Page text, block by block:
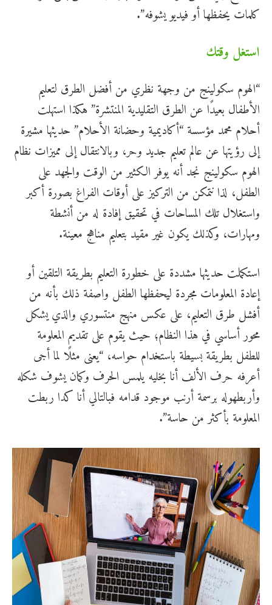
كلمات يحفظها أو فيديو يشوفه”.
استغل وقتك
“الهوم سكولينج من وجهة نظري من أفضل الطرق لتعليم
الأطفال بعيدًا عن الطرق التقليدية المنتشرة” هكذا استهلت
أحلام محمد مؤسسة “أكاديمية وحضانة الأحلام” حديثها مشيرة
إلى رؤيتها عن عالم تعليم جديد وحر، وبالانتقال إلى مميزات نظام
الهوم سكولينج نجد أنه يوفر الكثير من الوقت والجهد على
الطفل، لذا نتمكن من التركيز على أوقات الفراغ بصورة أكبر
واستغلال تلك المساحات في تحقيق إفادة له من أنشطة
ومهارات، وكذلك يكون غير مقيد بتعليم مناهج معينة.
استكملت حديثها مشددة على خطورة التعليم بطريقة التلقين أو
إعادة المعلومات مجردة ليحفظها الطفل واصفة ذلك بأنه من
أفشل طرق التعليم، على عكس منهج منتسوري والذي يشكل
محور أساسي في هذا النظام؛ حيث يقوم على تقديم المعلومة
للطفل بطريقة بسيطة باستخدام حواسه، “يعنى مثلًا لما أجى
أعرفه حرف الألف أنا بخليه يلمس الحرف وكمان يشوف شكله
وأربطهوله برسمة أرنب موجود قدامه فبالتالي أنا كدا ربطت
المعلومة بأكثر من حاسة”.